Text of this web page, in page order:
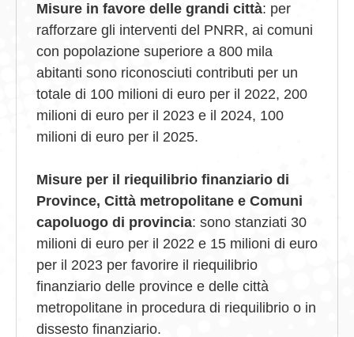
Misure in favore delle grandi città: per
rafforzare gli interventi del PNRR, ai comuni
con popolazione superiore a 800 mila
abitanti sono riconosciuti contributi per un
totale di 100 milioni di euro per il 2022, 200
milioni di euro per il 2023 e il 2024, 100
milioni di euro per il 2025.
Misure per il riequilibrio finanziario di
Province, Città metropolitane e Comuni
capoluogo di provincia: sono stanziati 30
milioni di euro per il 2022 e 15 milioni di euro
per il 2023 per favorire il riequilibrio
finanziario delle province e delle città
metropolitane in procedura di riequilibrio o in
dissesto finanziario.